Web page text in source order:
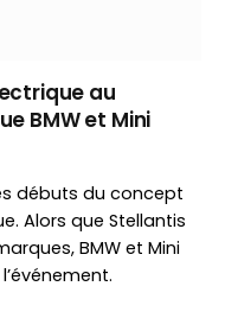
au
BMW et Mini
débuts du concept
Alors que Stellantis
BMW et Mini